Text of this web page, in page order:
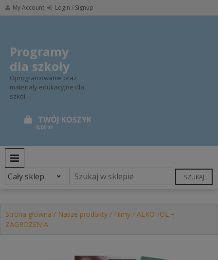
Skip
to
My Account Login / Signup
Programy
dla szkoły
Oprogramowanie oraz
materiały edukacyjne dla
szkół
0,00 zł
SZUKAJ
Strona główna / Nasze produkty / Filmy / ALKOHOL −
ZAGROŻENIA